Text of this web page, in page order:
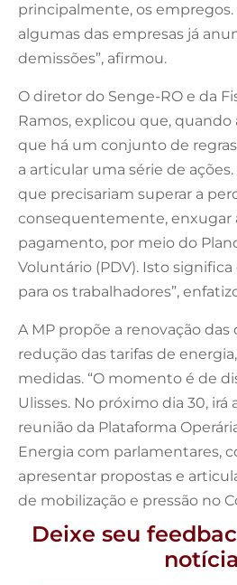
principalmente, os empregos.
algumas das empresas já
demissões”, afirmou.
O diretor do Senge-RO e da
Ramos, explicou que, quando
que há um conjunto de
a articular uma série de
que precisariam superar a
consequentemente, enxugar
pagamento, por meio do
Voluntário (PDV). Isto
para os trabalhadores”,
A MP propõe a renovação das
redução das tarifas de
medidas. “O momento é de
Ulisses. No próximo dia 30,
reunião da Plataforma
Energia com parlamentares,
apresentar propostas e
de mobilização e pressão no
Deixe seu
notícia